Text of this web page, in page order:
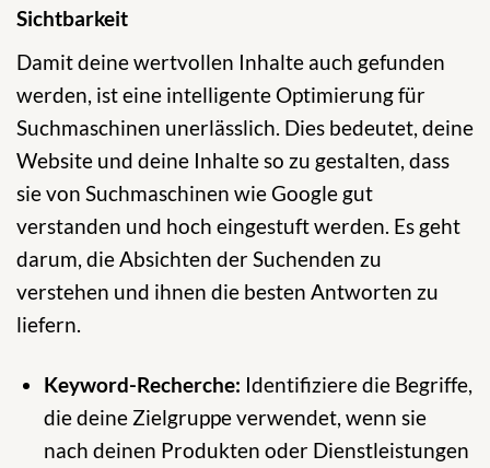
Sichtbarkeit
Damit deine wertvollen Inhalte auch gefunden
werden, ist eine intelligente Optimierung für
Suchmaschinen unerlässlich. Dies bedeutet, deine
Website und deine Inhalte so zu gestalten, dass
sie von Suchmaschinen wie Google gut
verstanden und hoch eingestuft werden. Es geht
darum, die Absichten der Suchenden zu
verstehen und ihnen die besten Antworten zu
liefern.
Keyword-Recherche: Identifiziere die Begriffe,
die deine Zielgruppe verwendet, wenn sie
nach deinen Produkten oder Dienstleistungen